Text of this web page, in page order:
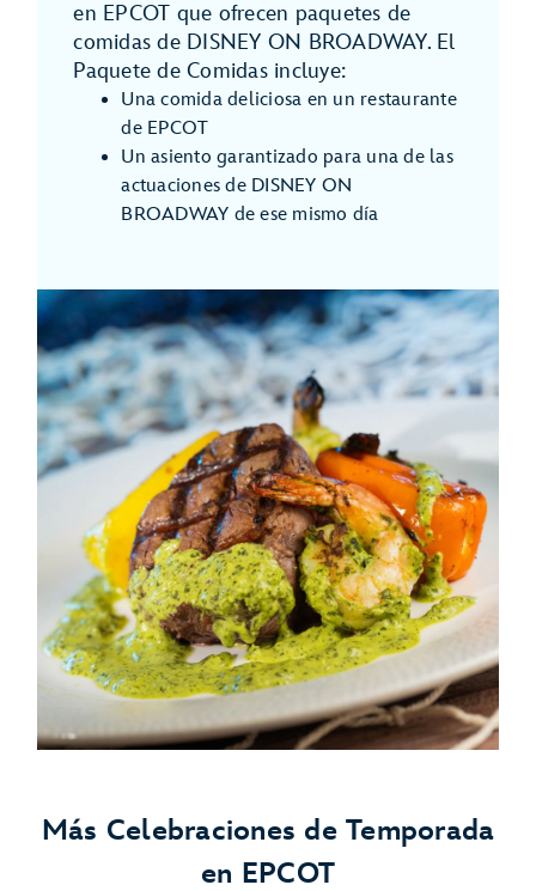
en EPCOT que ofrecen paquetes de
comidas de DISNEY ON BROADWAY. El
Paquete de Comidas incluye:
Una comida deliciosa en un restaurante
de EPCOT
Un asiento garantizado para una de las
actuaciones de DISNEY ON
BROADWAY de ese mismo día
Más Celebraciones de Temporada
en EPCOT